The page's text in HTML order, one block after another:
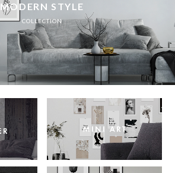
MODERN STYLE
COLLECTION